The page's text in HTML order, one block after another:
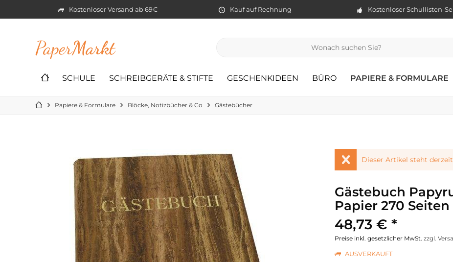
Kostenloser Versand ab 69€ Kauf auf Rechnung Kostenloser Schullisten-
PaperMarkt
SCHULE SCHREIBGERÄTE & STIFTE GESCHENKIDEEN BÜRO PAPIERE & FORMULARE
Papiere & Formulare Blöcke, Notizbücher & Co Gästebücher
Dieser Artikel steht
Gästebuch
Papier 270 Seiten
48,73 € *
Preise inkl. gesetzlicher MwSt. zzgl.
AUSVERKAUFT